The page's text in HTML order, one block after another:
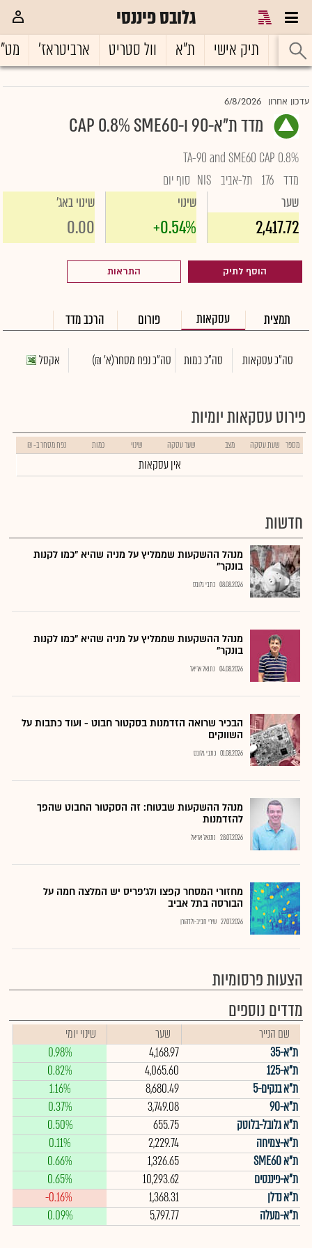
גלובס פיננסי
ראשי תיק אישי ת"א וול סטריט ארביטראז'
עדכון אחרון 6/8/2026
מדד ת"א-90 ו-CAP 0.8% SME60
TA-90 and SME60 CAP 0.8%
מדד 176 תל-אביב NIS סוף יום
שער
2,417.72
שינוי
+0.54%
שינוי באג'
0.00
הוסף לתיק התראות
תמצית עסקאות פורום הרכב מדד
סה"כ עסקאות סה"כ כמות סה"כ נפח מסחר(א' ₪) אקסל
פירוט עסקאות יומיות
מספר שעת עסקה מצב שער עסקה שינוי כמות נפח מסחר ב- ₪
אין עסקאות
חדשות
מנהל ההשקעות שממליץ על מניה שהיא "כמו לקנות
בונקר"
08.08.2026 כתבי גלובס
מנהל ההשקעות שממליץ על מניה שהיא "כמו לקנות
בונקר"
04.08.2026 נתנאל אריאל
הבכיר שרואה הזדמנות בסקטור חבוט - ועוד כתבות על
השווקים
01.08.2026 כתבי גלובס
מנהל ההשקעות שבטוח: זה הסקטור החבוט שהפך
להזדמנות
28.07.2026 נתנאל אריאל
מחזורי המסחר קפצו ולג'פריס יש המלצה חמה על
הבורסה בתל אביב
27.07.2026 שירי חביב-ולדהורן
הצעות פרסומיות
מדדים נוספים
שם הנייר שער
שינוי יומי
ת"א-35
4,168.97
0.98%
ת"א-125
4,065.60
0.82%
ת"א בנקים-5
8,680.49
1.16%
ת"א-90
3,749.08
0.37%
ת"א גלובל-בלוטק
655.75
0.50%
ת"א-צמיחה
2,229.74
0.11%
ת"א SME60
1,326.65
0.66%
ת"א-פיננסים
10,293.62
0.65%
ת"א נדלן
1,368.31
-0.16%
ת"א-מעלה
5,797.77
0.09%